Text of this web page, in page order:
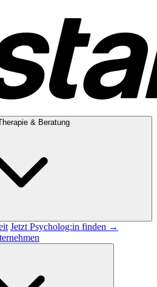
& Beratung
Jetzt Psycholog:in finden →